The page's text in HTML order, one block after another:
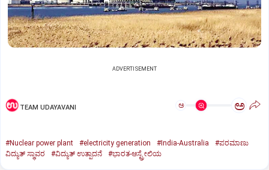
ADVERTISEMENT
TEAM UDAYAVANI ಅ ಅ
#Nuclear power plant #electricity generation #India-Australia
#ಪರಮಾಣು
ವಿದ್ಯುತ್‌ ಸ್ಥಾವರ
#ವಿದ್ಯುತ್‌ ಉತ್ಪಾದನೆ #ಭಾರತ-ಆಸ್ಟ್ರೇಲಿಯ